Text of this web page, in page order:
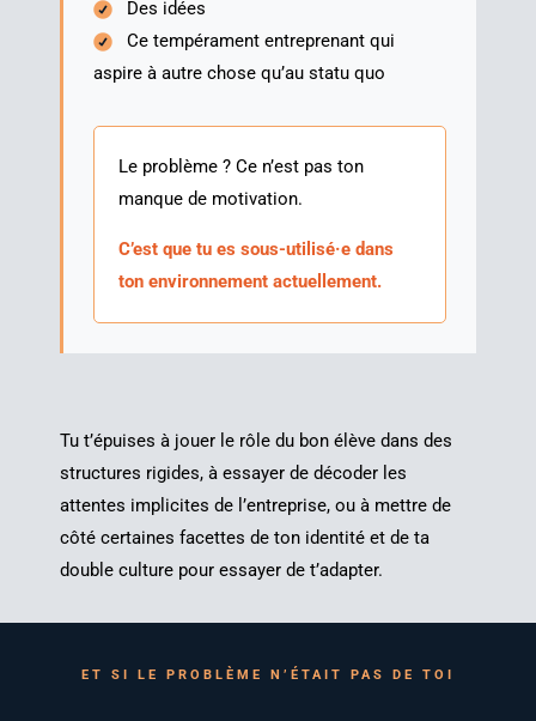
Des idées
Ce tem­pé­ra­ment entre­pre­nant qui
aspire à autre chose qu’au sta­tu quo
Le pro­blème ? Ce n’est pas ton
manque de motivation.
C’est que tu es sous-utilisé·e dans
ton envi­ron­ne­ment actuellement.
Tu t’é­puises à jouer le rôle du bon élève dans des
struc­tures rigides, à essayer de déco­der les
attentes impli­cites de l’en­tre­prise, ou à mettre de
côté cer­taines facettes de ton iden­ti­té et de ta
double culture pour essayer de t’adapter.
ET SI LE PRO­BLÈME N’É­TAIT PAS DE TOI